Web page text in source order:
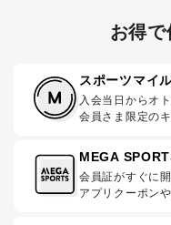
お得
スポーツマイ
入会当日からオ
会員さま限定の
MEGA
会員証がすぐに
アプリクーポン